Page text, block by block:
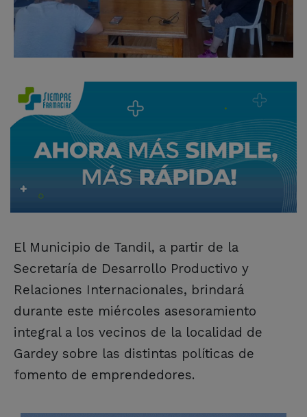
El Municipio de Tandil, a partir de la
Secretaría de Desarrollo Productivo y
Relaciones Internacionales, brindará
durante este miércoles asesoramiento
integral a los vecinos de la localidad de
Gardey sobre las distintas políticas de
fomento de emprendedores.